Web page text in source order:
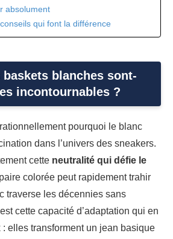
absolument
qui font la différence
blanches sont-
incontournables ?
pourquoi le blanc
dans l’univers des sneakers.
cette neutralité qui défie le
colorée peut rapidement trahir
traverse les décennies sans
cette capacité d’adaptation qui en
elles transforment un jean basique